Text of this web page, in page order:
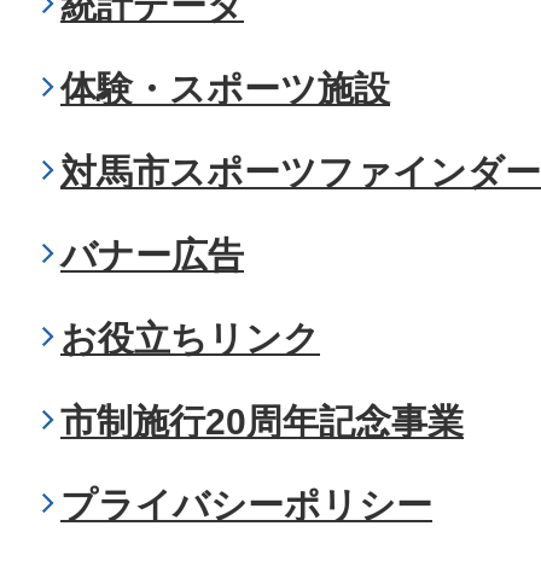
体験・スポーツ施設
対馬市スポーツファインダー
バナー広告
お役立ちリンク
市制施行20周年記念事業
プライバシーポリシー